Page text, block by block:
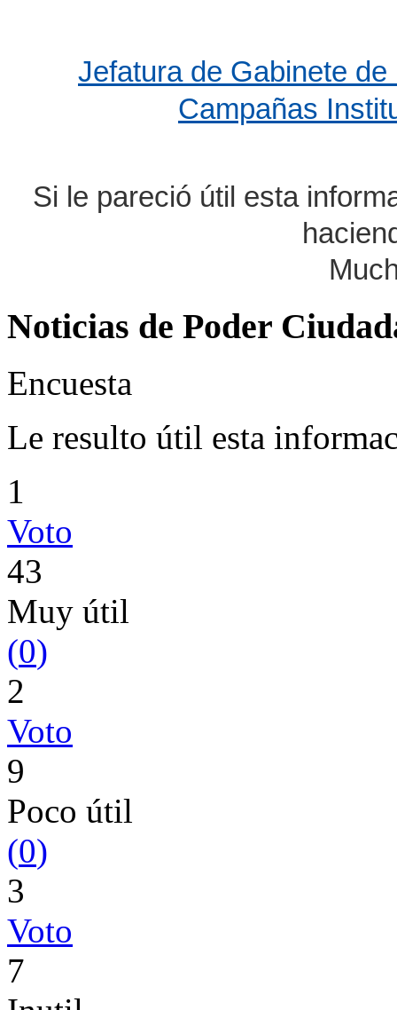
Jefatura de Gabinete
Campañas
Si le pareció útil esta
Noticias de Poder
Encuesta
Le resulto útil esta
1
Voto
43
Muy útil
(0)
2
Voto
9
Poco útil
(0)
3
Voto
7